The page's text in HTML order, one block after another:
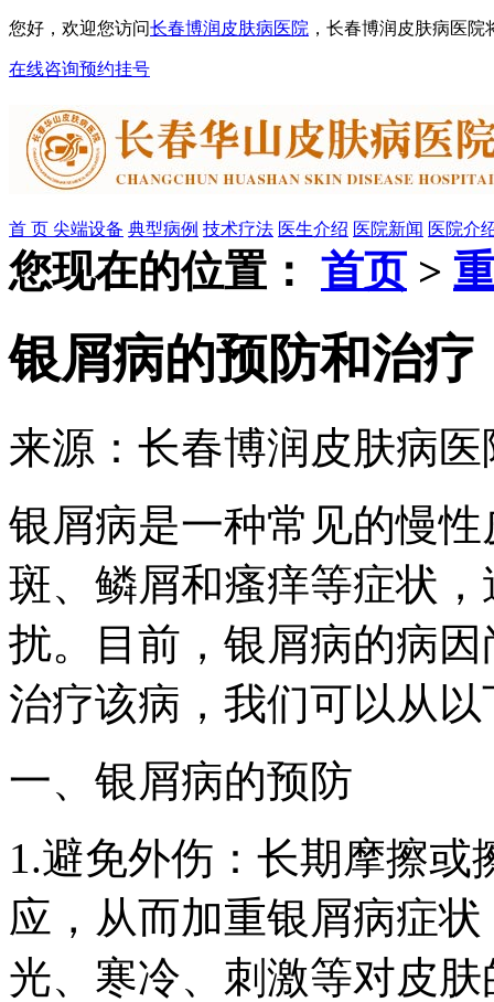
您好，欢迎您访问长春博润皮肤病医院 ，长春博润皮肤病医
在线咨询预约挂号
首 页 尖端设备 典型病例 技术疗法 医生介绍 医院新闻 医院介
您现在的位置： 首页 >
银屑病的预防和治疗
来源：长春博润皮肤病
银屑病是一种常见的慢
斑、鳞屑和瘙痒等症状
扰。目前，银屑病的病
治疗该病，我们可以从
一、银屑病的预防
1.避免外伤：长期摩擦
应，从而加重银屑病症
光、寒冷、刺激等对皮